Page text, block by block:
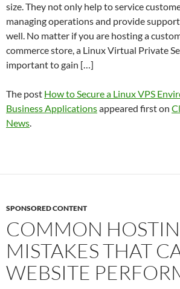
size. They not only help to service
managing operations and provide
well. No matter if you are hosting a
commerce store, a Linux Virtual Private
important to gain […]
The post How to Secure a Linux VPS
Business Applicationsappeared first on
News.
SPONSORED CONTENT
COMMON
MISTAKES THAT
WEBSITE